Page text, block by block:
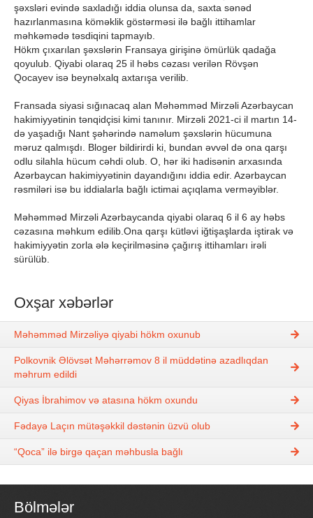
şəxsləri evində saxladığı iddia olunsa da, saxta sənəd
hazırlanmasına köməklik göstərməsi ilə bağlı ittihamlar
məhkəmədə təsdiqini tapmayıb.
Hökm çıxarılan şəxslərin Fransaya girişinə ömürlük qadağa
qoyulub. Qiyabi olaraq 25 il həbs cəzası verilən Rövşən
Qocayev isə beynəlxalq axtarışa verilib.
Fransada siyasi sığınacaq alan Məhəmməd Mirzəli Azərbaycan
hakimiyyətinin tənqidçisi kimi tanınır. Mirzəli 2021-ci il martın 14-
də yaşadığı Nant şəhərində naməlum şəxslərin hücumuna
məruz qalmışdı. Bloger bildirirdi ki, bundan əvvəl də ona qarşı
odlu silahla hücum cəhdi olub. O, hər iki hadisənin arxasında
Azərbaycan hakimiyyətinin dayandığını iddia edir. Azərbaycan
rəsmiləri isə bu iddialarla bağlı ictimai açıqlama verməyiblər.
Məhəmməd Mirzəli Azərbaycanda qiyabi olaraq 6 il 6 ay həbs
cəzasına məhkum edilib.Ona qarşı kütləvi iğtişaşlarda iştirak və
hakimiyyətin zorla ələ keçirilməsinə çağırış ittihamları irəli
sürülüb.
Oxşar xəbərlər
Məhəmməd Mirzəliyə qiyabi hökm oxunub
Polkovnik Əlövsət Məhərrəmov 8 il müddətinə azadlıqdan
məhrum edildi
Qiyas İbrahimov və atasına hökm oxundu
Fədayə Laçın mütəşəkkil dəstənin üzvü olub
“Qoca” ilə birgə qaçan məhbusla bağlı
Bölmələr